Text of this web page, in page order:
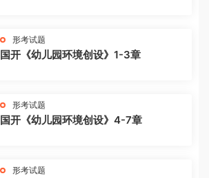
形考试题
国开《幼儿园环境创设》1-3章
形考试题
国开《幼儿园环境创设》4-7章
形考试题